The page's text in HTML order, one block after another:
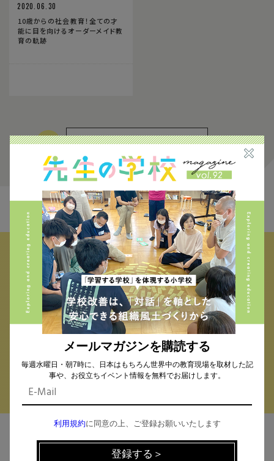
2020.06.30
10歳からの社会教育！全ての才
能に目を向けるオーダーメイド教
育の軌跡
3
FIND THE CONTENTS
校種から探す テーマから探す
小学校 (293) 中学校 (261) 高校 (293) 一貫校 (65)
特別支援 (11) 大学・専門学校 (17) 保育園・幼稚園 (1)
民間企業 (63) 公立 (347) 私立 (356)
オルタナティブスクール (18) 教育委員会 (4)
MAIL MAGAZINE
メールマガジンを購読する
毎週水曜日・朝7時に、日本はもちろん世界中の教育現場を取材した記
事や、お役立ちイベント情報を無料でお届けします。
利用規約に同意の上、ご登録お願いいたします